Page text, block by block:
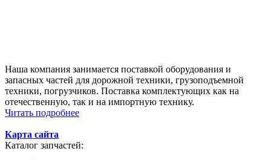
Наша компания занимается поставкой оборудования и
запасных частей для дорожной техники, грузоподъемной
техники, погрузчиков. Поставка комплектующих как на
отечественную, так и на импортную технику.
Читать подробнее
Карта сайта
Каталог запчастей: